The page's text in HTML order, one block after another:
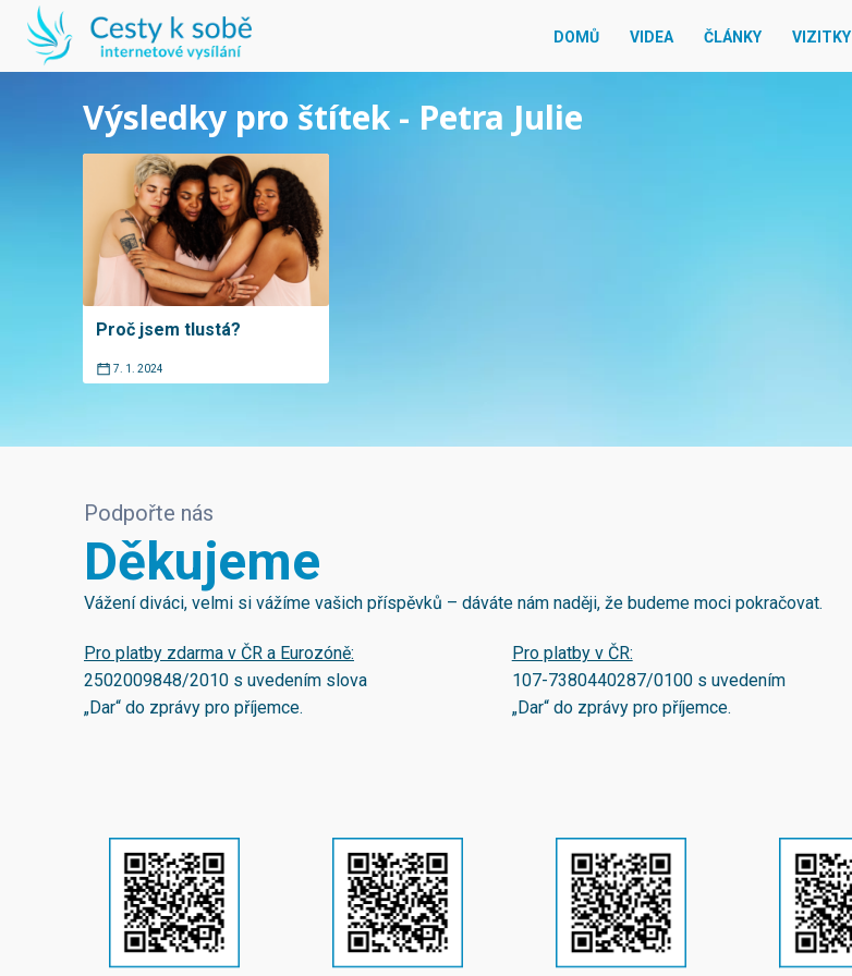
DOMŮ VIDEA ČLÁNKY VIZITKY
Výsledky pro štítek - Petra Julie
Proč jsem tlustá?
7. 1. 2024
Podpořte nás
Děkujeme
Vážení diváci, velmi si vážíme vašich příspěvků – dáváte nám naději, že budeme moci pokračovat.
Pro platby zdarma v ČR a Eurozóně:
2502009848/2010 s uvedením slova
„Dar“ do zprávy pro příjemce.
Pro platby v ČR:
107-7380440287/0100s uvedením
„Dar“ do zprávy pro příjemce.